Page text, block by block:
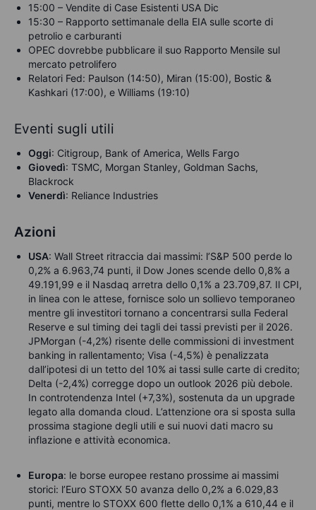
15:00 – Vendite di Case Esistenti USA Dic
15:30 – Rapporto settimanale della EIA sulle scorte di
petrolio e carburanti
OPEC dovrebbe pubblicare il suo Rapporto Mensile sul
mercato petrolifero
Relatori Fed: Paulson (14:50), Miran (15:00), Bostic &
Kashkari (17:00), e Williams (19:10)
Eventi sugli utili
Oggi: Citigroup, Bank of America, Wells Fargo
Giovedì: TSMC, Morgan Stanley, Goldman Sachs,
Blackrock
Venerdì: Reliance Industries
Azioni
USA: Wall Street ritraccia dai massimi: l’S&P 500 perde lo
0,2% a 6.963,74 punti, il Dow Jones scende dello 0,8% a
49.191,99 e il Nasdaq arretra dello 0,1% a 23.709,87. Il CPI,
in linea con le attese, fornisce solo un sollievo temporaneo
mentre gli investitori tornano a concentrarsi sulla Federal
Reserve e sul timing dei tagli dei tassi previsti per il 2026.
JPMorgan (-4,2%) risente delle commissioni di investment
banking in rallentamento; Visa (-4,5%) è penalizzata
dall’ipotesi di un tetto del 10% ai tassi sulle carte di credito;
Delta (-2,4%) corregge dopo un outlook 2026 più debole.
In controtendenza Intel (+7,3%), sostenuta da un upgrade
legato alla domanda cloud. L’attenzione ora si sposta sulla
prossima stagione degli utili e sui nuovi dati macro su
inflazione e attività economica.
Europa: le borse europee restano prossime ai massimi
storici: l’Euro STOXX 50 avanza dello 0,2% a 6.029,83
punti, mentre lo STOXX 600 flette dello 0,1% a 610,44 e il